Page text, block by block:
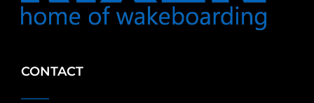
CONTACT